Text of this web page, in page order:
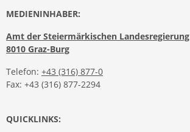
MEDIENINHABER:
Amt der Steiermärkischen Landesregierung
8010 Graz-Burg
Telefon: +43 (316) 877-0
Fax: +43 (316) 877-2294
QUICKLINKS: